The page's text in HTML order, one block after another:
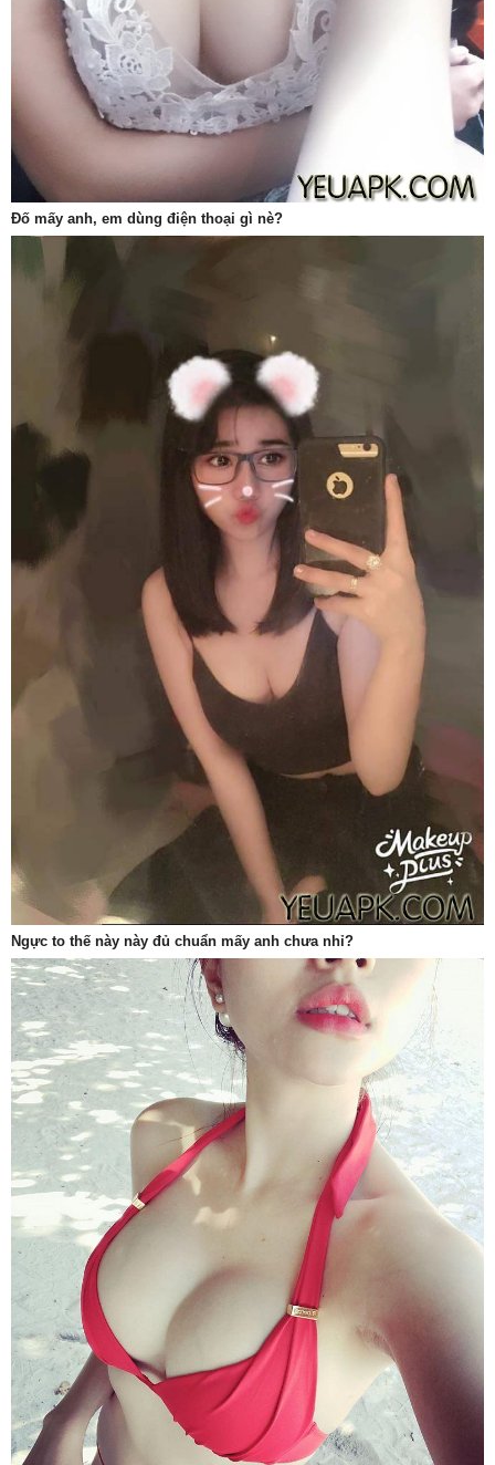
Đố mấy anh, em dùng điện thoại gì nè?
Ngực to thế này này đủ chuẩn mấy anh chưa nhỉ?